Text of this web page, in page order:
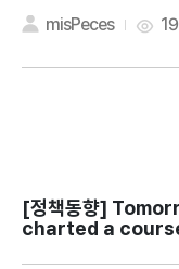
misPeces 19
[정책동향]
charted a